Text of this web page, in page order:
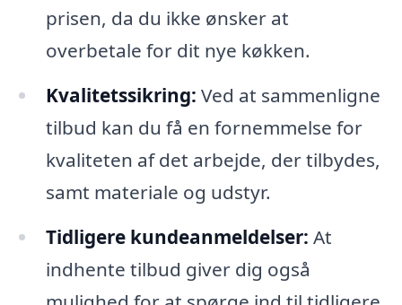
prisen, da du ikke ønsker at
overbetale for dit nye køkken.
Kvalitetssikring: Ved at sammenligne
tilbud kan du få en fornemmelse for
kvaliteten af det arbejde, der tilbydes,
samt materiale og udstyr.
Tidligere kundeanmeldelser: At
indhente tilbud giver dig også